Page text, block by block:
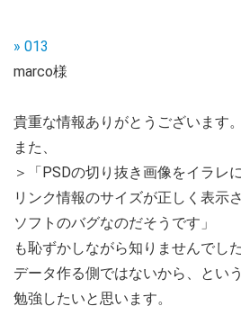
» 013
marco様
貴重な情報ありがとうございます。
また、
＞「PSDの切り抜き画像をイラレ
リンク情報のサイズが正しく表示
ソフトのバグなのだそうです」
も恥ずかしながら知りませんでした
データ作る側ではないから、とい
勉強したいと思います。